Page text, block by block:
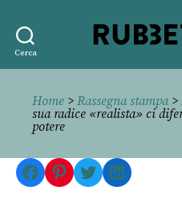
Cerca
Home > Rassegna stampa>
sua radice «realista» ci
potere
Facebook
Pinterest
TwitterLinkedIn